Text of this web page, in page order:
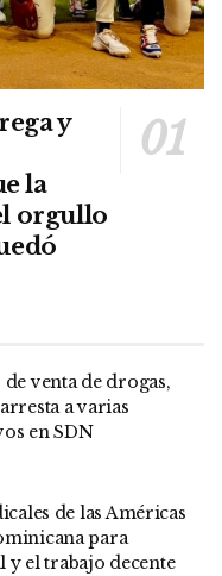
y
la
orgullo
venta de drogas,
a varias
en SDN
de las Américas
para
el trabajo decente